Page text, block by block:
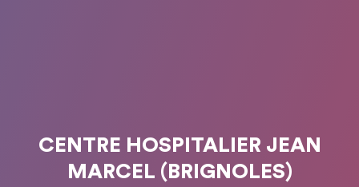
CENTRE HOSPITALIER JEAN
MARCEL (BRIGNOLES)